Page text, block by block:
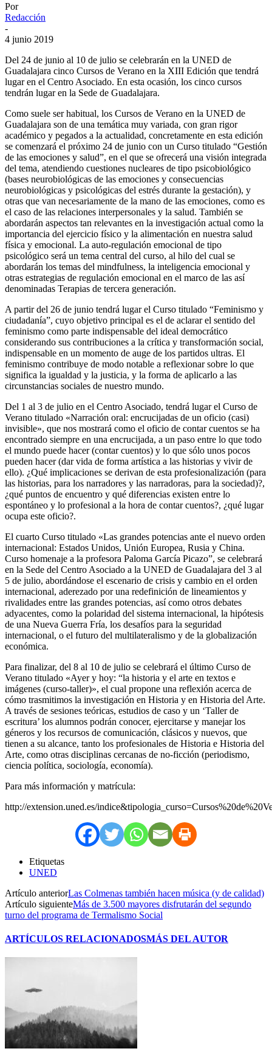
Por
Redacción
-
4 junio 2019
Del 24 de junio al 10 de julio se celebrarán en la UNED de
Guadalajara cinco Cursos de Verano en la XIII Edición que tendrá
lugar en el Centro Asociado. En esta ocasión, los cinco cursos
tendrán lugar en la Sede de Guadalajara.
Como suele ser habitual, los Cursos de Verano en la UNED de
Guadalajara son de una temática muy variada, con gran rigor
académico y pegados a la actualidad, concretamente en esta edición
se comenzará el próximo 24 de junio con un Curso titulado “Gestión
de las emociones y salud”, en el que se ofrecerá una visión integrada
del tema, atendiendo cuestiones nucleares de tipo psicobiológico
(bases neurobiológicas de las emociones y consecuencias
neurobiológicas y psicológicas del estrés durante la gestación), y
otras que van necesariamente de la mano de las emociones, como es
el caso de las relaciones interpersonales y la salud. También se
abordarán aspectos tan relevantes en la investigación actual como la
importancia del ejercicio físico y la alimentación en nuestra salud
física y emocional. La auto-regulación emocional de tipo
psicológico será un tema central del curso, al hilo del cual se
abordarán los temas del mindfulness, la inteligencia emocional y
otras estrategias de regulación emocional en el marco de las así
denominadas Terapias de tercera generación.
A partir del 26 de junio tendrá lugar el Curso titulado “Feminismo y
ciudadanía”, cuyo objetivo principal es el de aclarar el sentido del
feminismo como parte indispensable del ideal democrático
considerando sus contribuciones a la crítica y transformación social,
indispensable en un momento de auge de los partidos ultras. El
feminismo contribuye de modo notable a reflexionar sobre lo que
significa la igualdad y la justicia, y la forma de aplicarlo a las
circunstancias sociales de nuestro mundo.
Del 1 al 3 de julio en el Centro Asociado, tendrá lugar el Curso de
Verano titulado «Narración oral: encrucijadas de un oficio (casi)
invisible», que nos mostrará como el oficio de contar cuentos se ha
encontrado siempre en una encrucijada, a un paso entre lo que todo
el mundo puede hacer (contar cuentos) y lo que sólo unos pocos
pueden hacer (dar vida de forma artística a las historias y vivir de
ello). ¿Qué implicaciones se derivan de esta profesionalización (para
las historias, para los narradores y las narradoras, para la sociedad)?,
¿qué puntos de encuentro y qué diferencias existen entre lo
espontáneo y lo profesional a la hora de contar cuentos?, ¿qué lugar
ocupa este oficio?.
El cuarto Curso titulado «Las grandes potencias ante el nuevo orden
internacional: Estados Unidos, Unión Europea, Rusia y China.
Curso homenaje a la profesora Paloma García Picazo”, se celebrará
en la Sede del Centro Asociado a la UNED de Guadalajara del 3 al
5 de julio, abordándose el escenario de crisis y cambio en el orden
internacional, aderezado por una redefinición de lineamientos y
rivalidades entre las grandes potencias, así como otros debates
adyacentes, como la polaridad del sistema internacional, la hipótesis
de una Nueva Guerra Fría, los desafíos para la seguridad
internacional, o el futuro del multilateralismo y de la globalización
económica.
Para finalizar, del 8 al 10 de julio se celebrará el último Curso de
Verano titulado «Ayer y hoy: “la historia y el arte en textos e
imágenes (curso-taller)», el cual propone una reflexión acerca de
cómo trasmitimos la investigación en Historia y en Historia del Arte.
A través de sesiones teóricas, estudios de caso y un ‘Taller de
escritura’ los alumnos podrán conocer, ejercitarse y manejar los
géneros y los recursos de comunicación, clásicos y nuevos, que
tienen a su alcance, tanto los profesionales de Historia e Historia del
Arte, como otras disciplinas cercanas de no-ficción (periodismo,
ciencia política, sociología, economía).
Para más información y matrícula:
http://extension.uned.es/
Etiquetas
UNED
Artículo anteriorLas Colmenas también hacen música (y de calidad)
Artículo siguienteMás de 3.500 mayores disfrutarán del segundo
turno del programa de Termalismo Social
ARTÍCULOS RELACIONADOSMÁS DEL AUTOR